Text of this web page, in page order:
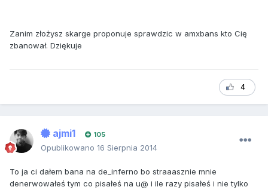
Zanim złożysz skarge proponuje sprawdzic w amxbans kto Cię
zbanował. Dziękuje
4
ajmi1 105
Opublikowano 16 Sierpnia 2014
To ja ci dałem bana na de_inferno bo straaasznie mnie
denerwowałeś tym co pisałeś na u@ i ile razy pisałeś i nie tylko